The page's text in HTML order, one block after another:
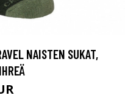
NAISTEN SUKAT,